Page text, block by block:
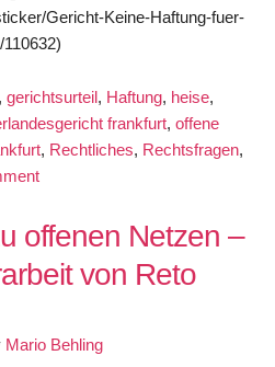
Gericht-Keine-Haftung-fuer-
, gerichtsurteil, Haftung, heise,
frankfurt, offene
, Rechtliches, Rechtsfragen,
on
Haftung
offenes
offenen Netzen –
von Reto
Mario Behling